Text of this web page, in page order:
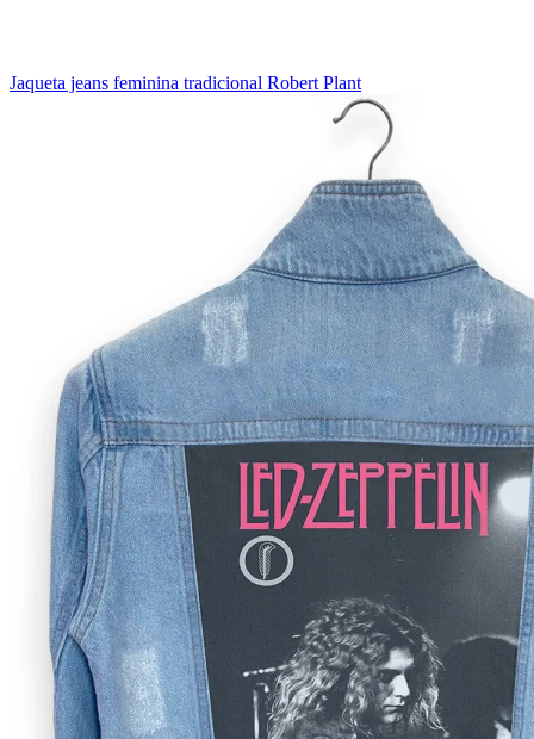
Jaqueta jeans feminina tradicional Robert Plant